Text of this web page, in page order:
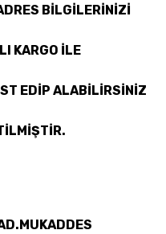
BİLGİLERİNİZİ
KARGO İLE
EDİP ALABİLİRSİNİZ